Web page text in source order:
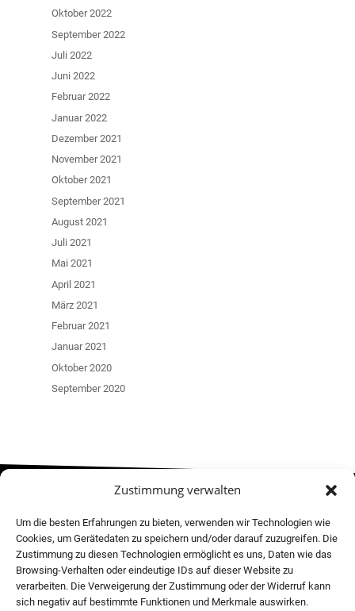
Zustimmung verwalten
Um die besten Erfahrungen zu bieten, verwenden wir Technologien wie
Cookies, um Gerätedaten zu speichern und/oder darauf zuzugreifen. Die
Zustimmung zu diesen Technologien ermöglicht es uns, Daten wie das
Browsing-Verhalten oder eindeutige IDs auf dieser Website zu
verarbeiten. Die Verweigerung der Zustimmung oder der Widerruf kann
sich negativ auf bestimmte Funktionen und Merkmale auswirken.
Oktober 2022
September 2022
Juli 2022
Juni 2022
Februar 2022
Januar 2022
Dezember 2021
November 2021
Oktober 2021
September 2021
August 2021
Juli 2021
Mai 2021
April 2021
März 2021
Februar 2021
Januar 2021
Oktober 2020
September 2020